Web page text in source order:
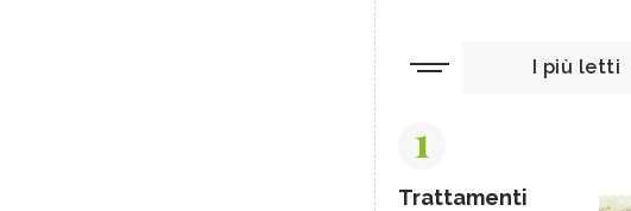
I più letti
1
Trattamenti